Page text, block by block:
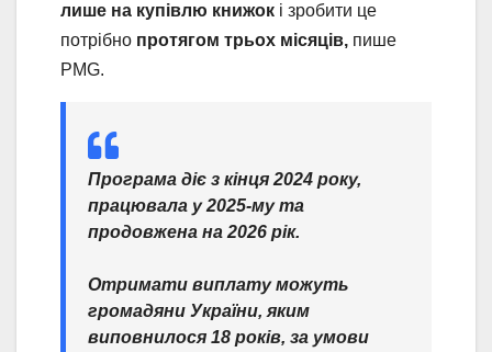
лише на купівлю книжок і зробити це
потрібно протягом трьох місяців, пише
PMG.
Програма діє з кінця 2024 року,
працювала у 2025-му та
продовжена на 2026 рік.
Отримати виплату можуть
громадяни України, яким
виповнилося 18 років, за умови